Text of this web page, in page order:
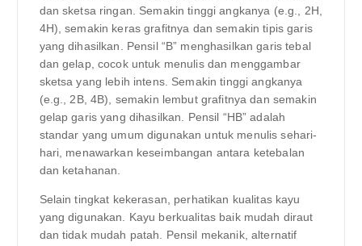
dan sketsa ringan. Semakin tinggi angkanya (e.g., 2H,
4H), semakin keras grafitnya dan semakin tipis garis
yang dihasilkan. Pensil “B” menghasilkan garis tebal
dan gelap, cocok untuk menulis dan menggambar
sketsa yang lebih intens. Semakin tinggi angkanya
(e.g., 2B, 4B), semakin lembut grafitnya dan semakin
gelap garis yang dihasilkan. Pensil “HB” adalah
standar yang umum digunakan untuk menulis sehari-
hari, menawarkan keseimbangan antara ketebalan
dan ketahanan.
Selain tingkat kekerasan, perhatikan kualitas kayu
yang digunakan. Kayu berkualitas baik mudah diraut
dan tidak mudah patah. Pensil mekanik, alternatif